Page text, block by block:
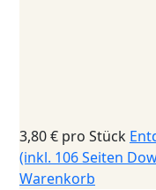
3,80 € pro Stück
(inkl. 106 Seiten
Warenkorb